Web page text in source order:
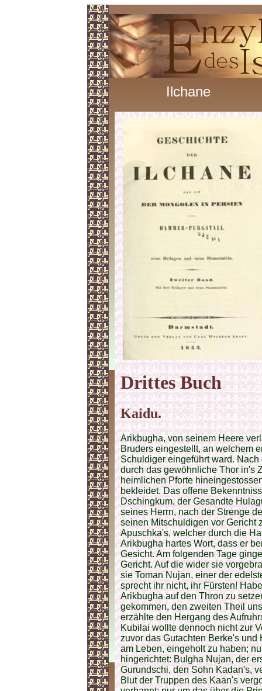
Ilchane
DrittesBuch
Kaidu.
Arikbugha, von seinem Heere
Bruders eingestellt, an welchem
Schuldiger eingeführt ward.
durch das gewöhnliche Thor in's
heimlichen Pforte
bekleidet. Das offene
Dschingkum, der Gesandte
seines Herrn, nach der Strenge
seinen Mitschuldigen vor Gericht
Apuschka's, welcher durch die
Arikbugha hartes Wort, dass er
Gesicht. Am folgenden Tage
Gericht. Auf die wider sie
sie Toman Nujan, einer der
sprecht ihr nicht, ihr Fürsten!
Arikbugha auf den Thron zu
gekommen, den zweiten Theil
erzählte den Hergang des
Kubilai wollte dennoch nicht zur
zuvor das Gutachten Berke's
am Leben, eingeholt zu haben;
hingerichtet: Bulgha Nujan, der
Gurundschi, den Sohn Kadan's,
Blut der Truppen des Kaan's